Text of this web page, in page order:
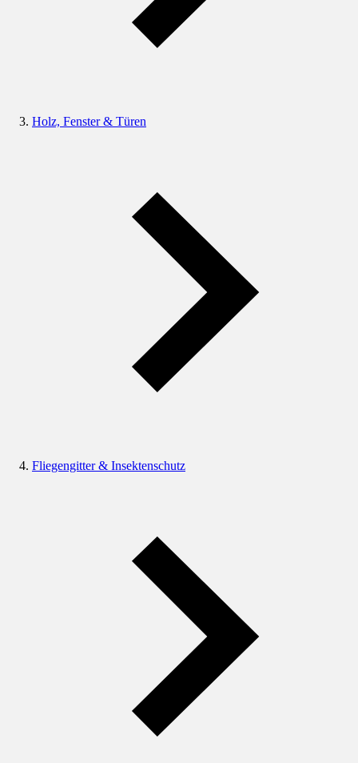
Holz, Fenster & Türen
Fliegengitter & Insektenschutz